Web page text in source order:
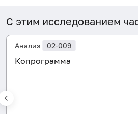
С этим исследованием
Анализ 02-009
Копрограмма